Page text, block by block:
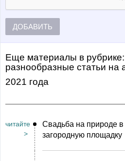
ДОБАВИТЬ
Еще материалы в рубрике:
Разнообразные статьи
2021 года
читайте
>
Свадьба на природе
загородную площадку